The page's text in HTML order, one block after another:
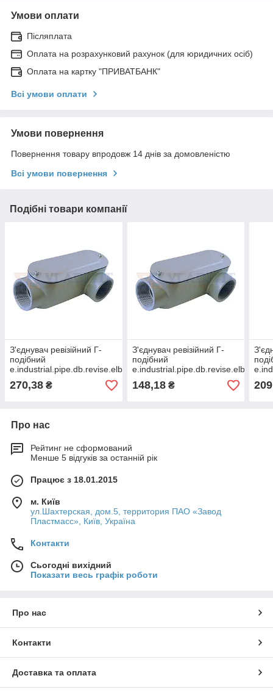
Умови оплати
Післяплата
Оплата на розрахунковий рахунок (для юридичних осіб)
Оплата на картку "ПРИВАТБАНК"
Всі умови оплати
Умови повернення
Повернення товару впродовж 14 днів за домовленістю
Всі умови повернення
Подібні товари компанії
З'єднувач ревізійний Г-
подібний
e.industrial.pipe.db.revise.elbow.1"
для труб 1", E.NEXT
(i0540003)
270,38 ₴
З'єднувач ревізійний Г-
подібний
e.industrial.pipe.db.revise.elbow.1/2"
для труб 1/2", E.NEXT
148,18₴
для
Про нас
Рейтинг не сформований
Менше 5 відгуків за останній рік
Працює з 18.01.2015
м. Київ
ул.Шахтерская, дом.5, территория ПАО «Завод
Пластмасс», Київ, Україна
Контакти
Сьогодні вихідний
Показати весь графік роботи
Про нас
Контакти
Доставка та оплата